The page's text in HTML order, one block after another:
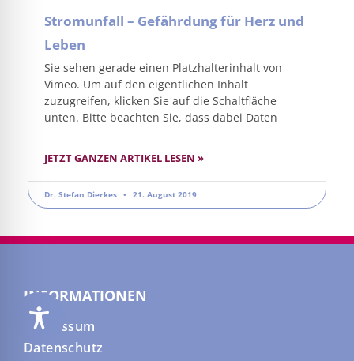
Stromunfall – Gefährdung für Herz und
Leben
Sie sehen gerade einen Platzhalterinhalt von
Vimeo. Um auf den eigentlichen Inhalt
zuzugreifen, klicken Sie auf die Schaltfläche
unten. Bitte beachten Sie, dass dabei Daten
JETZT GANZEN ARTIKEL LESEN »
Dr. Stefan Dierkes 21. August 2019
INFORMATIONEN
Impressum
Datenschutz